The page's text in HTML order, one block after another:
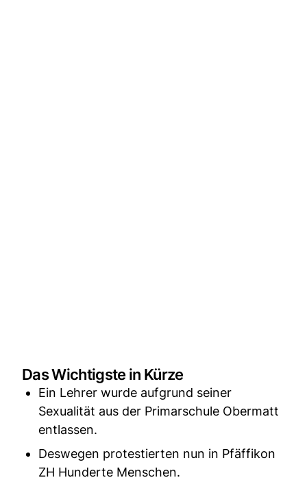
Das Wichtigste in Kürze
Ein Lehrer wurde aufgrund seiner
Sexualität aus der Primarschule Obermatt
entlassen.
Deswegen protestierten nun in Pfäffikon
ZH Hunderte Menschen.